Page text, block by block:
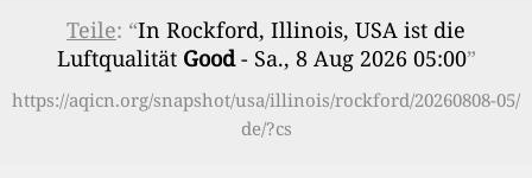
Teile: “In Rockford, Illinois, USA ist die
Luftqualität Good- Sa., 8 Aug 2026 05:00”
https://aqicn.org/snapshot/usa/illinois/rockford/20260808-05/
de/?cs